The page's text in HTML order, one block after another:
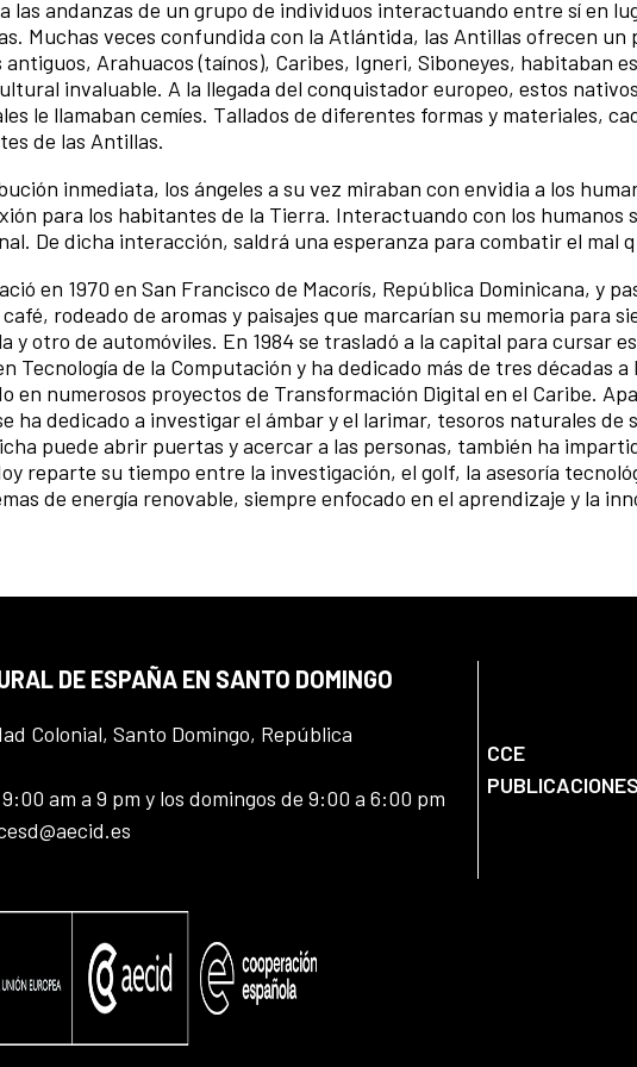
las andanzas de un grupo de individuos interactuando entre sí en
Muchas veces confundida con la Atlántida, las Antillas ofrecen un
Arahuacos (taínos), Caribes, Igneri, Siboneyes, habitaban
invaluable. A la llegada del conquistador europeo, estos
le llamaban cemíes. Tallados de diferentes formas y materiales,
de las Antillas.
inmediata, los ángeles a su vez miraban con envidia a los
para los habitantes de la Tierra. Interactuando con los humanos
De dicha interacción, saldrá una esperanza para combatir el mal
en 1970 en San Francisco de Macorís, República Dominicana, y
rodeado de aromas y paisajes que marcarían su memoria para
y otro de automóviles. En 1984 se trasladó a la capital para cursar
Tecnología de la Computación y ha dedicado más de tres décadas
en numerosos proyectos de Transformación Digital en el Caribe.
ha dedicado a investigar el ámbar y el larimar, tesoros naturales de
puede abrir puertas y acercar a las personas, también ha
reparte su tiempo entre la investigación, el golf, la asesoría
de energía renovable, siempre enfocado en el aprendizaje y la
DE ESPAÑA EN SANTO DOMINGO
Colonial, Santo Domingo, República
am a 9 pm y los domingos de 9:00 a 6:00 pm
CCE
PUBLICACIONES